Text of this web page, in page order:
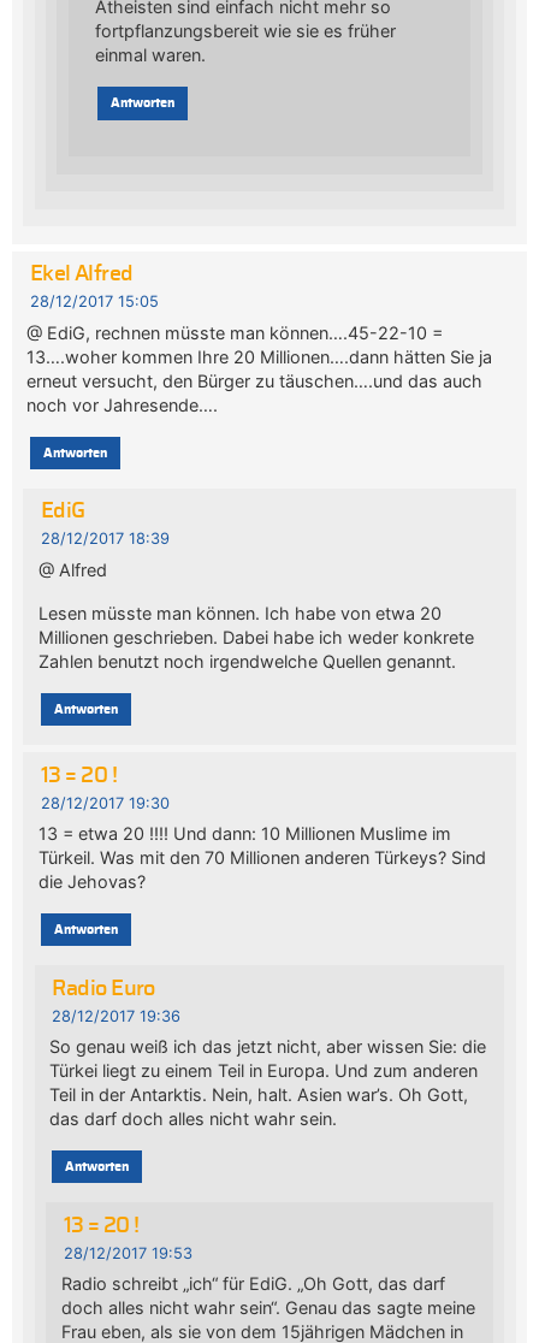
Atheisten sind einfach nicht mehr so
fortpflanzungsbereit wie sie es früher
einmal waren.
Antworten
Ekel Alfred
28/12/2017 15:05
@ EdiG, rechnen müsste man können….45-22-10 =
13….woher kommen Ihre 20 Millionen….dann hätten Sie ja
erneut versucht, den Bürger zu täuschen….und das auch
noch vor Jahresende….
Antworten
EdiG
28/12/2017 18:39
@ Alfred
Lesen müsste man können. Ich habe von etwa 20
Millionen geschrieben. Dabei habe ich weder konkrete
Zahlen benutzt noch irgendwelche Quellen genannt.
Antworten
13 = 20 !
28/12/2017 19:30
13 = etwa 20 !!!! Und dann: 10 Millionen Muslime im
Türkeil. Was mit den 70 Millionen anderen Türkeys? Sind
die Jehovas?
Antworten
Radio Euro
28/12/2017 19:36
So genau weiß ich das jetzt nicht, aber wissen Sie: die
Türkei liegt zu einem Teil in Europa. Und zum anderen
Teil in der Antarktis. Nein, halt. Asien war’s. Oh Gott,
das darf doch alles nicht wahr sein.
Antworten
13 = 20 !
28/12/2017 19:53
Radio schreibt „ich“ für EdiG. „Oh Gott, das darf
doch alles nicht wahr sein“. Genau das sagte meine
Frau eben, als sie von dem 15jährigen Mädchen in